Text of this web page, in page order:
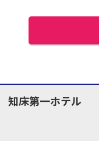
知床第一ホテル